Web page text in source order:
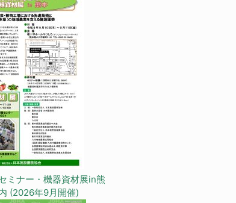
ミナー・機器資材展in熊
(2026年9月開催)